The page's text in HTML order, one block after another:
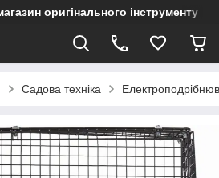
оригінального інструменту
Садова техніка